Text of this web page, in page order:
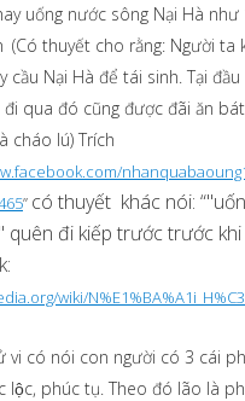
uống nước sông Nại Hà như
(Có thuyết cho rằng: Người ta
cầu Nại Hà để tái sinh. Tại đầu
qua đó cũng được đãi ăn bát
cháo lú) Trích
” có thuyết khác nói:
quên đi kiếp trước trước
wiki/
vi có nói con người có 3 cái
lộc, phúc tụ. Theo đó lão là